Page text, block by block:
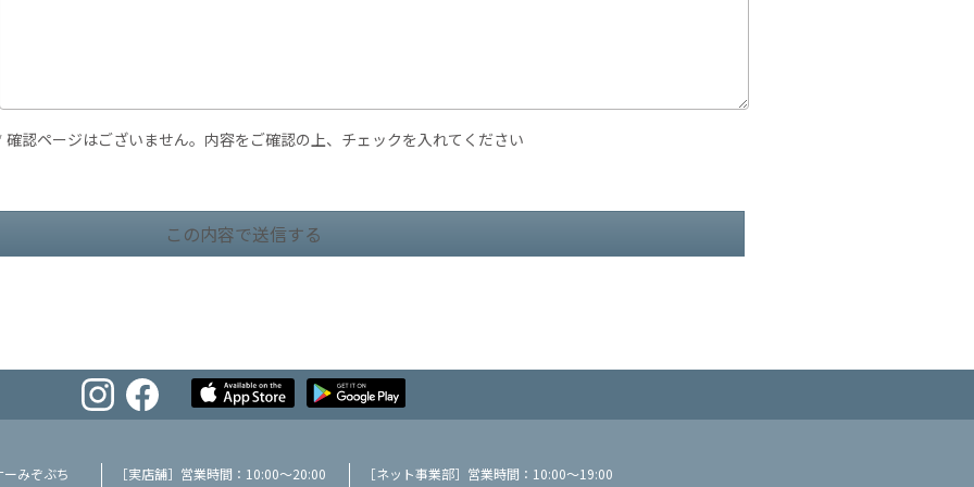
確認ページはございません。内容をご確認の上、チェックを入れてください
ーみぞぶち
［実店舗］営業時間：10:00～20:00
［ネット事業部］営業時間：10:00～19:00